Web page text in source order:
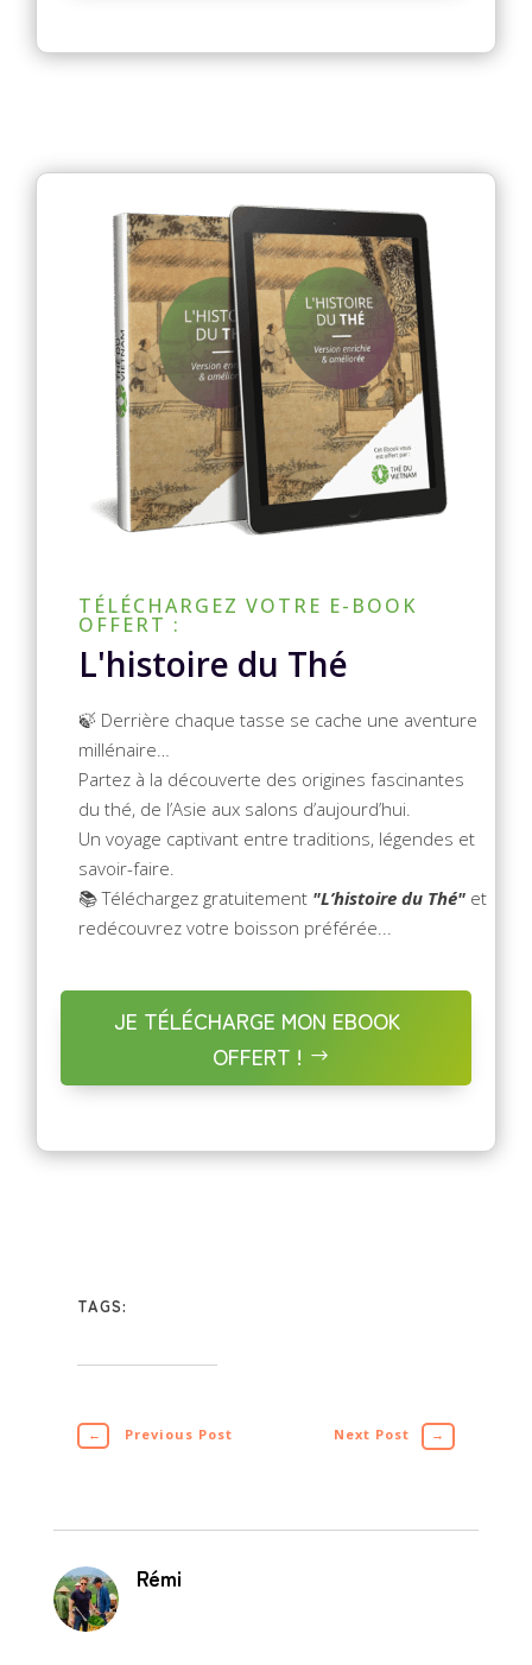
TÉLÉCHARGEZ VOTRE E-BOOK
OFFERT :
L'histoire du Thé
🍃 Derrière chaque tasse se cache une aventure
millénaire…
Partez à la découverte des origines fascinantes
du thé, de l’Asie aux salons d’aujourd’hui.
Un voyage captivant entre traditions, légendes et
savoir-faire.
📚 Téléchargez gratuitement "L’histoire du Thé" et
redécouvrez votre boisson préférée...
JE TÉLÉCHARGE MON EBOOK
OFFERT !
TAGS:
← Previous Post Next Post →
Rémi